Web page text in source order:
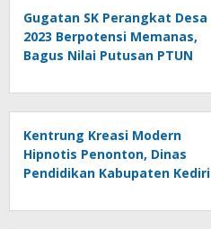
Gugatan SK Perangkat Desa
2023 Berpotensi Memanas,
Bagus Nilai Putusan PTUN
Kentrung Kreasi Modern
Hipnotis Penonton, Dinas
Pendidikan Kabupaten Kediri